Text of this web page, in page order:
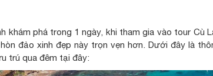
khám phá trong 1 ngày, khi tham gia vào tour Cù
đảo xinh đẹp này trọn vẹn hơn. Dưới đây là
trú qua đêm tại đây: